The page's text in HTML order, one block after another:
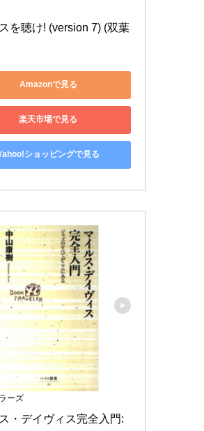
を聴け! (version 7) (双葉
Amazonで見る
楽天市場で見る
ショッピングで見る
ーズ
・デイヴィス完全入門: